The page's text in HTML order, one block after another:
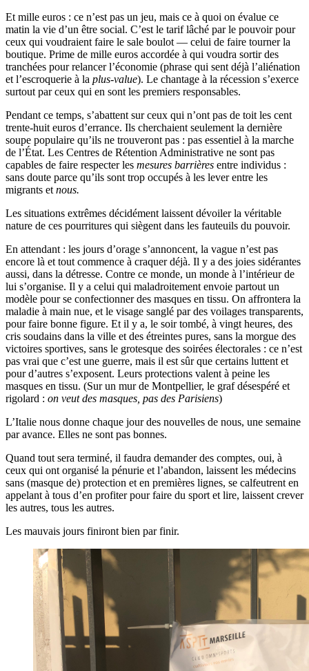
Et mille euros : ce n’est pas un jeu, mais ce à quoi on évalue ce
matin la vie d’un être social. C’est le tarif lâché par le pouvoir pour
ceux qui voudraient faire le sale boulot — celui de faire tourner la
boutique. Prime de mille euros accordée à qui voudra sortir des
tranchées pour relancer l’économie (phrase qui sent déjà l’aliénation
et l’escroquerie à la plus-value). Le chantage à la récession s’exerce
surtout par ceux qui en sont les premiers responsables.
Pendant ce temps, s’abattent sur ceux qui n’ont pas de toit les cent
trente-huit euros d’errance. Ils cherchaient seulement la dernière
soupe populaire qu’ils ne trouveront pas : pas essentiel à la marche
de l’État. Les Centres de Rétention Administrative ne sont pas
capables de faire respecter les mesures barrières entre individus :
sans doute parce qu’ils sont trop occupés à les lever entre les
migrants et nous.
Les situations extrêmes décidément laissent dévoiler la véritable
nature de ces pourritures qui siègent dans les fauteuils du pouvoir.
En attendant : les jours d’orage s’annoncent, la vague n’est pas
encore là et tout commence à craquer déjà. Il y a des joies sidérantes
aussi, dans la détresse. Contre ce monde, un monde à l’intérieur de
lui s’organise. Il y a celui qui maladroitement envoie partout un
modèle pour se confectionner des masques en tissu. On affrontera la
maladie à main nue, et le visage sanglé par des voilages transparents,
pour faire bonne figure. Et il y a, le soir tombé, à vingt heures, des
cris soudains dans la ville et des étreintes pures, sans la morgue des
victoires sportives, sans le grotesque des soirées électorales : ce n’est
pas vrai que c’est une guerre, mais il est sûr que certains luttent et
pour d’autres s’exposent. Leurs protections valent à peine les
masques en tissu. (Sur un mur de Montpellier, le graf désespéré et
rigolard : on veut des masques, pas des Parisiens)
L’Italie nous donne chaque jour des nouvelles de nous, une semaine
par avance. Elles ne sont pas bonnes.
Quand tout sera terminé, il faudra demander des comptes, oui, à
ceux qui ont organisé la pénurie et l’abandon, laissent les médecins
sans (masque de) protection et en premières lignes, se calfeutrent en
appelant à tous d’en profiter pour faire du sport et lire, laissent crever
les autres, tous les autres.
Les mauvais jours finiront bien par finir.